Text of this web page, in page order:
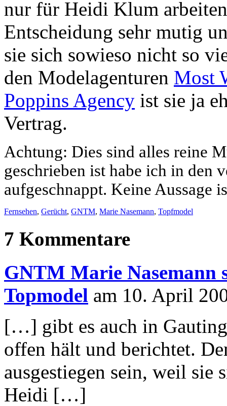
nur für Heidi Klum
Entscheidung sehr mutig
sie sich sowieso nicht so
den Modelagenturen Most
Poppins Agency ist sie ja
Vertrag.
Achtung: Dies sind alles reine
geschrieben ist habe ich in den
aufgeschnappt. Keine Aussage
Fernsehen, Gerücht, GNTM, Marie Nasemann, Topfmodel
7 Kommentare
GNTM Marie Nasemann
Topmodel am 10. April
[…] gibt es auch in
offen hält und berichtet.
ausgestiegen sein, weil sie
Heidi […]